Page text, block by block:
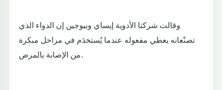
وقالت شركتا الأدوية إيساي وبيوجين إن الدواء الذي
تصنّعانه يعطي مفعوله عندما يُستخدَم في مراحل مبكرة
من الإصابة بالمرض.